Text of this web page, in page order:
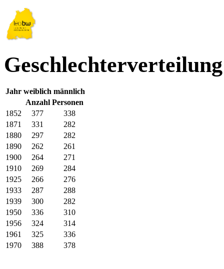
Jahr weiblich männlich
Anzahl Personen
1852
377
338
1871
331
282
1880
297
282
1890
262
261
1900
264
271
1910
269
284
1925
266
276
1933
287
288
1939
300
282
1950
336
310
1956
324
314
1961
325
336
1970
388 378